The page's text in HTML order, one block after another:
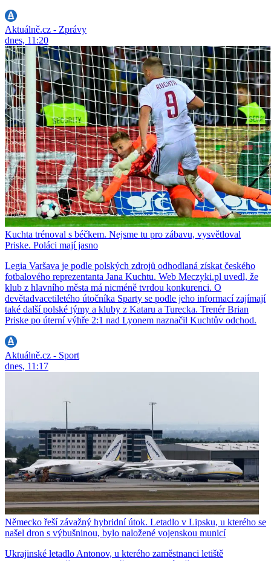
Aktuálně.cz - Zprávy
dnes, 11:20
Kuchta trénoval s béčkem. Nejsme tu pro zábavu, vysvětloval
Priske. Poláci mají jasno
Legia Varšava je podle polských zdrojů odhodlaná získat českého
fotbalového reprezentanta Jana Kuchtu. Web Meczyki.pl uvedl, že
klub z hlavního města má nicméně tvrdou konkurenci. O
devětadvacetiletého útočníka Sparty se podle jeho informací zajímají
také další polské týmy a kluby z Kataru a Turecka. Trenér Brian
Priske po úterní výhře 2:1 nad Lyonem naznačil Kuchtův odchod.
Aktuálně.cz - Sport
dnes, 11:17
Německo řeší závažný hybridní útok. Letadlo v Lipsku, u kterého se
našel dron s výbušninou, bylo naložené vojenskou municí
Ukrajinské letadlo Antonov, u kterého zaměstnanci letiště